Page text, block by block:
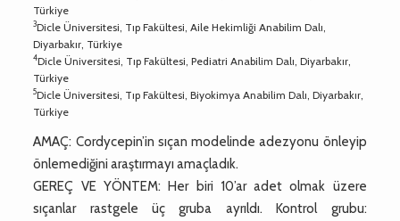
Türkiye
3Dicle Üniversitesi, Tıp Fakültesi, Aile Hekimliği Anabilim Dalı,
Diyarbakır, Türkiye
4Dicle Üniversitesi, Tıp Fakültesi, Pediatri Anabilim Dalı, Diyarbakır,
Türkiye
5Dicle Üniversitesi, Tıp Fakültesi, Biyokimya Anabilim Dalı, Diyarbakır,
Türkiye
AMAÇ: Cordycepin’in sıçan modelinde adezyonu önleyip
önlemediğini araştırmayı amaçladık.
GEREÇ VE YÖNTEM: Her biri 10’ar adet olmak üzere
sıçanlar rastgele üç gruba ayrıldı. Kontrol grubu: